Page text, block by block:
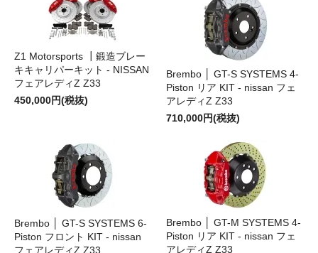
Z1 Motorsports ┃鍛造ブレー
キキャリパーキット - NISSAN
フェアレディZ Z33
450,000円(税抜)
Brembo │ GT-S SYSTEMS 4-
Piston リア KIT - nissan フェ
アレディZ Z33
710,000円(税抜)
Brembo │ GT-S SYSTEMS 6-
Piston フロント KIT - nissan
フェアレディZ Z33
Brembo │ GT-M SYSTEMS 4-
Piston リア KIT - nissan フェ
アレディZ Z33